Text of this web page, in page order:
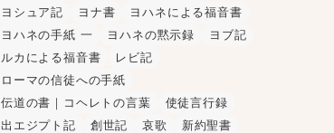
ヨシュア記
ヨナ書
ヨハネによる福音書
ヨハネの手紙 一
ヨハネの黙示録
ヨブ記
ルカによる福音書
レビ記
ローマの信徒への手紙
伝道の書｜コヘレトの言葉
使徒言行録
出エジプト記
創世記 哀歌
新約聖書